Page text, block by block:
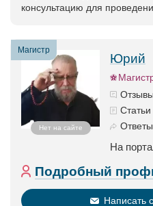
консультацию для
Магистр
Нет на сайте
Юрий
Статьи
На
Подробный
Написать